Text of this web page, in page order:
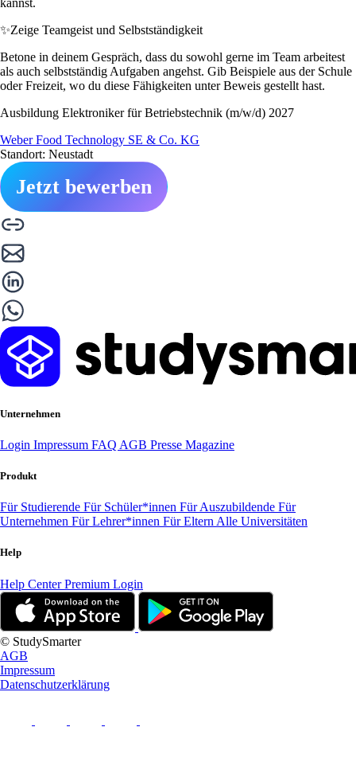
✨Zeige Teamgeist und Selbstständigkeit
Betone in deinem Gespräch, dass du sowohl gerne im Team arbeitest
als auch selbstständig Aufgaben angehst. Gib Beispiele aus der Schule
oder Freizeit, wo du diese Fähigkeiten unter Beweis gestellt hast.
Ausbildung Elektroniker für Betriebstechnik (m/w/d) 2027
Weber Food Technology SE & Co. KG
Standort: Neustadt
Jetzt bewerben
Unternehmen
Login Impressum FAQ AGB Presse Magazine
Produkt
Für Studierende Für Schüler*innen Für Auszubildende Für
Unternehmen Für Lehrer*innen Für Eltern Alle Universitäten
Help
Help CenterPremium Login
© StudySmarter
AGB
Impressum
Datenschutzerklärung